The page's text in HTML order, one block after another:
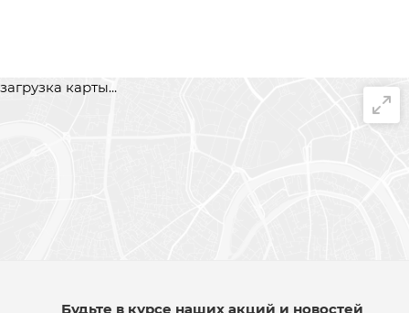
загрузка карты...
Будьте в курсе наших акций и новостей